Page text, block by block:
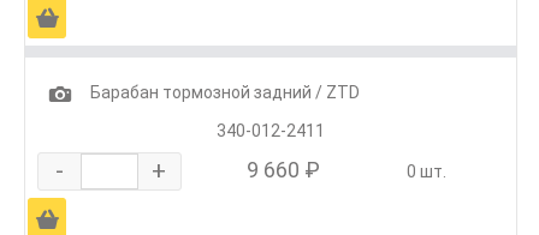
Ä
1
Барабан тормозной задний / ZTD
340-012-2411
- + 9 660 ₽ 0 шт.
Ä